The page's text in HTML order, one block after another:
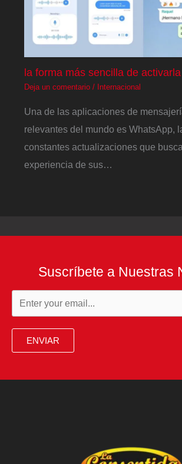
la forma más sencilla de
Deja un comentario / Internacional
Una de las aplicaciones de
relevantes del mundo es WhatsApp,
constantes actualizaciones que
experiencia de sus…
Suscríbete a Nuestras
ENVIAR